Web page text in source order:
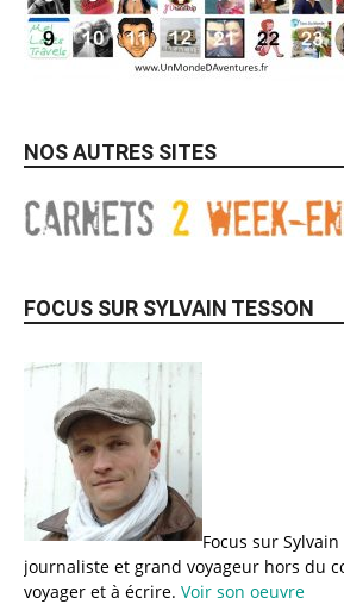
NOS AUTRES SITES
FOCUS SUR SYLVAIN TESSON
Focus sur
journaliste et grand voyageur hors du
voyager et à écrire. Voir son oeuvre